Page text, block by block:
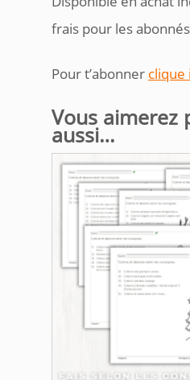
frais pour les
Pour t’abonner clique
Vous aimerez
aussi…